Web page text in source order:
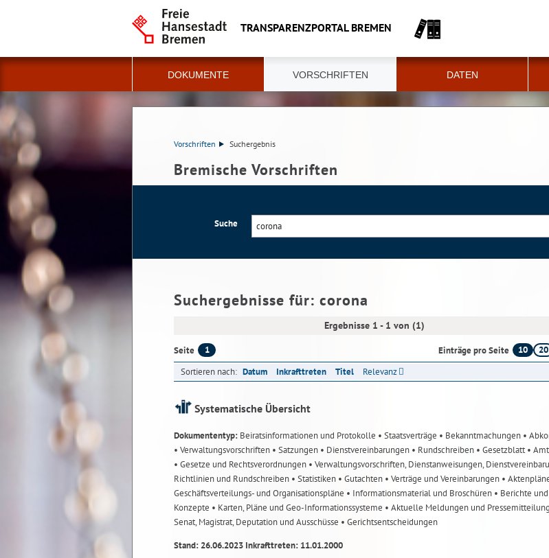
TRANSPARENZPORTAL BREMEN
DOKUMENTE VORSCHRIFTEN DATEN
Vorschriften Suchergebnis
Bremische Vorschriften
Suche
Suchergebnisse für: corona
Ergebnisse 1 - 1 von (1)
Seite 1 Einträge pro Seite 10 20
Sortieren nach: Datum Inkrafttreten Titel Relevanz
Systematische Übersicht
Dokumententyp: Beiratsinformationen und Protokolle • Staatsverträge • Bekanntmachungen •
• Verwaltungsvorschriften • Satzungen • Dienstvereinbarungen • Rundschreiben • Gesetzblatt•
• Gesetze und Rechtsverordnungen • Verwaltungsvorschriften, Dienstanweisungen,
Richtlinien und Rundschreiben • Statistiken • Gutachten • Verträge und Vereinbarungen •
Geschäftsverteilungs- und Organisationspläne • Informationsmaterial und Broschüren • Berichte und
Konzepte • Karten, Pläne und Geo-Informationssysteme • Aktuelle Meldungen und
Senat, Magistrat, Deputation und Ausschüsse • Gerichtsentscheidungen
Stand: 26.06.2023 Inkrafttreten: 11.01.2000